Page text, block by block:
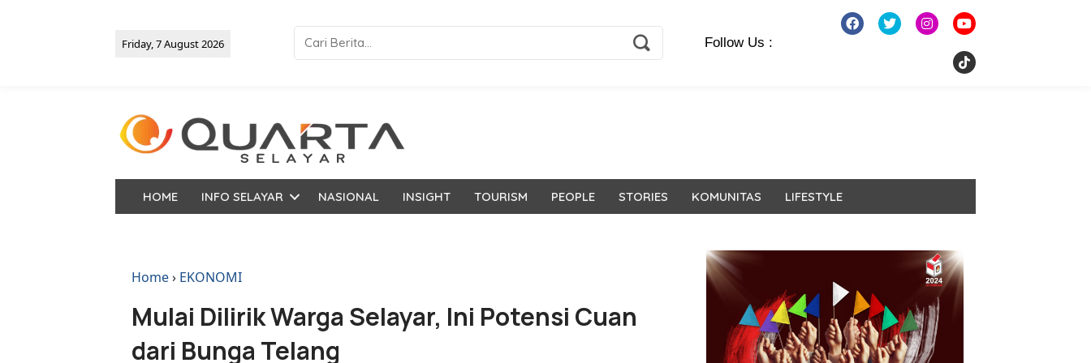
Friday, 7 August 2026 Follow Us :
HOME INFO SELAYAR NASIONAL INSIGHT TOURISM PEOPLE STORIES KOMUNITAS LIFESTYLE
Home› EKONOMI
Mulai Dilirik Warga Selayar, Ini Potensi Cuan
dari Bunga Telang